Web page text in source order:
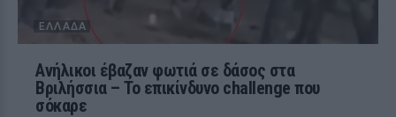
ΕΛΛΆΔΑ
Ανήλικοι έβαζαν φωτιά σε δάσος στα
Βριλήσσια – Το επικίνδυνο challenge που
σόκαρε